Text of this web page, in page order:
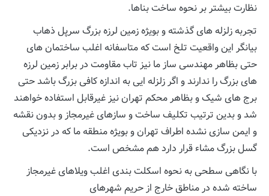
نظارت بیشتر بر نحوه ساخت بناها.
تجربه زلزله های گذشته و بویژه زمین لرزه بزرگ سرپل ذهاب
بیانگر این واقعیت تلخ است که متاسفانه اغلب ساختمان های
حتی بظاهر مهندسی ساز ما نیز تاب مقاومت در برابر زمین لرزه
های بزرگ را ندارند و اگر زلزله ایی به اندازه کافی بزرگ باشد حتی
برج های شیک و بظاهر محکم تهران نیز غیرقابل استفاده خواهند
شد و بدین ترتیب تکلیف ساخت و سازهای غیرمجاز و بدون نقشه
و ایمن سازی نشده اطراف تهران و بویژه منطقه ما که در نزدیکی
گسل بزرگ مشاء قرار دارد هم مشخص است.
با نگاهی سطحی به نحوه اسکلت بندی اغلب ویلاهای غیرمجاز
ساخته شده در مناطق خارج از حریم شهرهای